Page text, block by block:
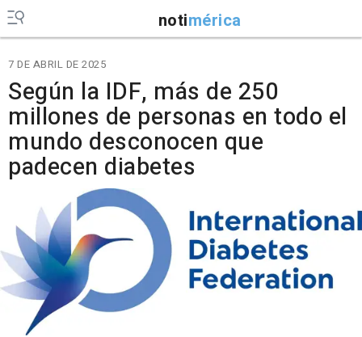
notimérica
7 DE ABRIL DE 2025
Según la IDF, más de 250
millones de personas en todo el
mundo desconocen que
padecen diabetes